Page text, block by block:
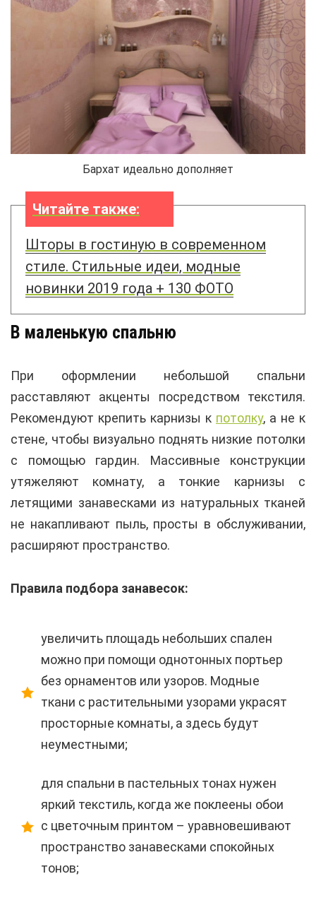
Бархат идеально дополняет
Читайте также:
Шторы в гостиную в современном
стиле. Стильные идеи, модные
новинки 2019 года + 130 ФОТО
В маленькую спальню
При оформлении небольшой спальни
расставляют акценты посредством текстиля.
Рекомендуют крепить карнизы к потолку, а не к
стене, чтобы визуально поднять низкие потолки
с помощью гардин. Массивные конструкции
утяжеляют комнату, а тонкие карнизы с
летящими занавесками из натуральных тканей
не накапливают пыль, просты в обслуживании,
расширяют пространство.
Правила подбора занавесок:
увеличить площадь небольших спален
можно при помощи однотонных портьер
без орнаментов или узоров. Модные
ткани с растительными узорами украсят
просторные комнаты, а здесь будут
неуместными;
для спальни в пастельных тонах нужен
яркий текстиль, когда же поклеены обои
с цветочным принтом – уравновешивают
пространство занавесками спокойных
тонов;